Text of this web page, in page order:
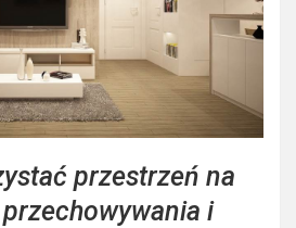
przestrzeń na
i